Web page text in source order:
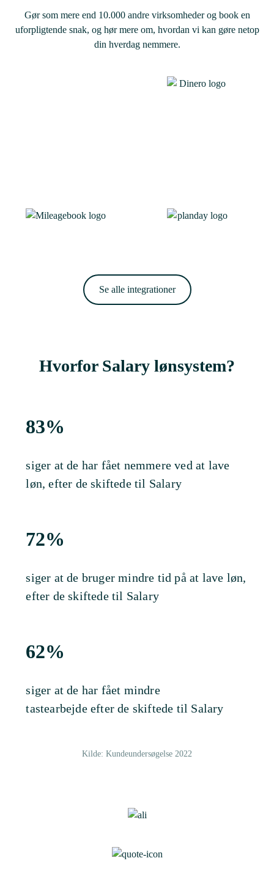
Gør som mere end 10.000 andre virksomheder og book en
uforpligtende snak, og hør mere om, hvordan vi kan gøre netop
din hverdag nemmere.
Se alle integrationer
Hvorfor Salary lønsystem?
83%
siger at de har fået nemmere ved at lave
løn, efter de skiftede til Salary
72%
siger at de bruger mindre tid på at lave løn,
efter de skiftede til Salary
62%
siger at de har fået mindre
tastearbejde efter de skiftede til Salary
Kilde: Kundeundersøgelse 2022